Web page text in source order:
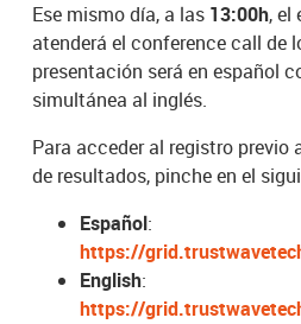
Ese mismo día, a las 13:00h, el
atenderá el conference call de
presentación será en español
simultánea al inglés.
Para acceder al registro previo
de resultados, pinche en el
Español:
https://
English:
https://